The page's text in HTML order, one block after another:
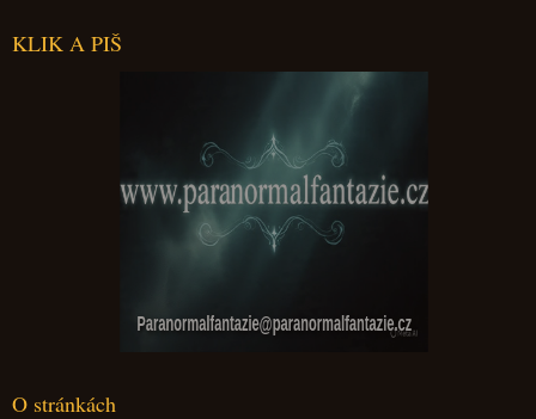
KLIK A PIŠ
Paranormalfantazie@paranormalfantazie.cz
O stránkách